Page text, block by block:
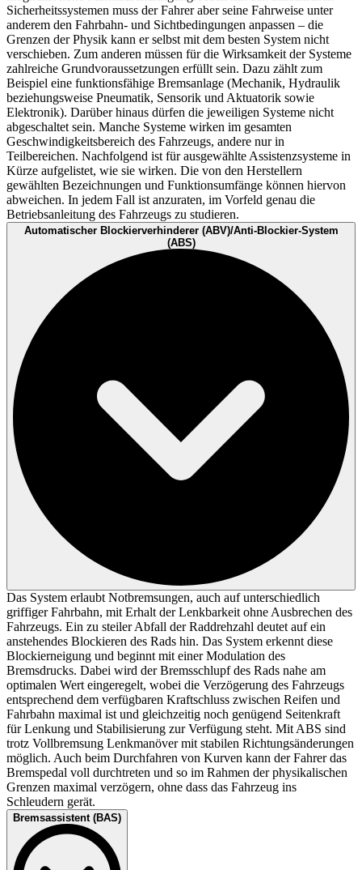
Sicherheitssystemen muss der Fahrer aber seine Fahrweise unter
anderem den Fahrbahn- und Sichtbedingungen anpassen – die
Grenzen der Physik kann er selbst mit dem besten System nicht
verschieben. Zum anderen müssen für die Wirksamkeit der Systeme
zahlreiche Grundvoraussetzungen erfüllt sein. Dazu zählt zum
Beispiel eine funktionsfähige Bremsanlage (Mechanik, Hydraulik
beziehungsweise Pneumatik, Sensorik und Aktuatorik sowie
Elektronik). Darüber hinaus dürfen die jeweiligen Systeme nicht
abgeschaltet sein. Manche Systeme wirken im gesamten
Geschwindigkeitsbereich des Fahrzeugs, andere nur in
Teilbereichen. Nachfolgend ist für ausgewählte Assistenzsysteme in
Kürze aufgelistet, wie sie wirken. Die von den Herstellern
gewählten Bezeichnungen und Funktionsumfänge können hiervon
abweichen. In jedem Fall ist anzuraten, im Vorfeld genau die
Betriebsanleitung des Fahrzeugs zu studieren.
Automatischer Blockierverhinderer (ABV)/Anti-Blockier-System
(ABS)
Das System erlaubt Notbremsungen, auch auf unterschiedlich
griffiger Fahrbahn, mit Erhalt der Lenkbarkeit ohne Ausbrechen des
Fahrzeugs. Ein zu steiler Abfall der Raddrehzahl deutet auf ein
anstehendes Blockieren des Rads hin. Das System erkennt diese
Blockierneigung und beginnt mit einer Modulation des
Bremsdrucks. Dabei wird der Bremsschlupf des Rads nahe am
optimalen Wert eingeregelt, wobei die Verzögerung des Fahrzeugs
entsprechend dem verfügbaren Kraftschluss zwischen Reifen und
Fahrbahn maximal ist und gleichzeitig noch genügend Seitenkraft
für Lenkung und Stabilisierung zur Verfügung steht. Mit ABS sind
trotz Vollbremsung Lenkmanöver mit stabilen Richtungsänderungen
möglich. Auch beim Durchfahren von Kurven kann der Fahrer das
Bremspedal voll durchtreten und so im Rahmen der physikalischen
Grenzen maximal verzögern, ohne dass das Fahrzeug ins
Schleudern gerät.
Bremsassistent (BAS)